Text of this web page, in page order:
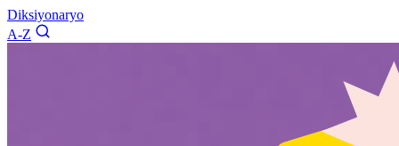
Diksiyonaryo
A-Z